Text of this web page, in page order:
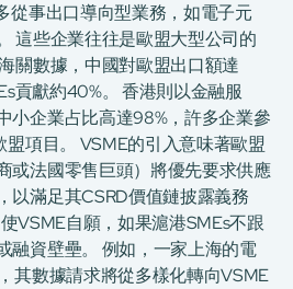
從事出口導向型業務，如電子元
這些企業往往是歐盟大型公司的
關數據，中國對歐盟出口額達
貢獻約40%。 香港則以金融服
小企業占比高達98%，許多企業參
盟項目。 VSME的引入意味著歐盟
或法國零售巨頭）將優先要求供應
以滿足其CSRD價值鏈披露義務
使VSME自願，如果滬港SMEs不跟
融資壁壘。 例如，一家上海的電
其數據請求將從多樣化轉向VSME